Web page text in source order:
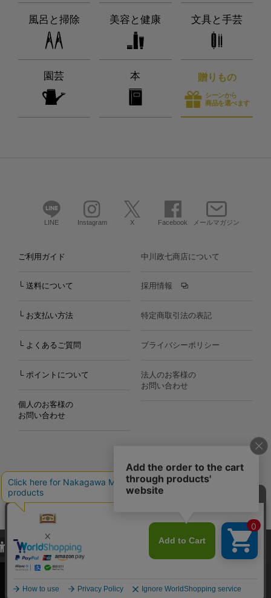
風呂と掃除 美容と健康 文具と手芸
園芸 本 贈りもの
シーンから
商品を選べます
LINE Instagram X Facebook メールマガジン
ご利用ガイド
└ 送料について
└ お支払い方法
└ よくあるご質問
└ ポイントについて
個人のお客様の
お問い合わせ
中川政七商店について
採用情報
特定商取引法の表記
プライバシーポリシー
法人のお客様の
お問い合わせ
Copyright©2000
Nakagawa Masashichi Shoten All Rights Reserved.
当サイトでは、当サイト内における閲覧履歴・属性情報などの取得およ
び利便性向上のためにクッキー（Cookie）を使用いたします。詳細に
関しては「プライバシーポリシー
承諾する